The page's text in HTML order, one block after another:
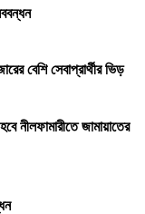
বেশি সেবাপ্রার্থীর ভিড়
নীলফামারীতে জামায়াতের